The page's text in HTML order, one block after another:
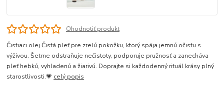
Ohodnotiť produkt
Čistiaci olej Čistá pleť pre zrelú pokožku, ktorý spája jemnú očistu s
výživou. Šetrne odstraňuje nečistoty, podporuje pružnosť a zanecháva
pleť hebkú, vyhladenú a žiarivú. Doprajte si každodenný rituál krásy plný
starostlivosti.💗 celý popis